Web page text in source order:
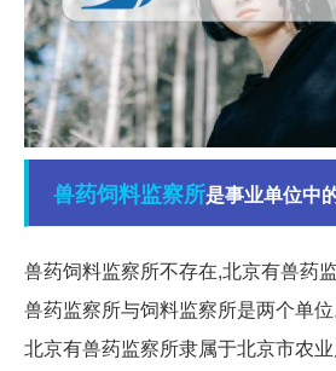
兽药饲料监察所是事业单位中
兽药饲料监察所不存在,北京有兽药
兽药监察所与饲料监察所是两个单位
北京有兽药监察所隶属于北京市农